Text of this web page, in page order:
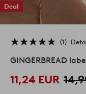
Deal
1
GINGERBREAD
11,24 EUR